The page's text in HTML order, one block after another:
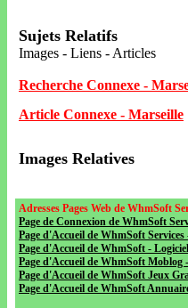
Sujets Relatifs
Images - Liens - Articles
Recherche Connexe -
Article Connexe - Marseille
Images Relatives
Adresses Pages Web de WhmSoft
Page de Connexion de WhmSoft
Page d'Accueil de WhmSoft
Page d'Accueil de WhmSoft -
Page d'Accueil de WhmSoft Moblog
Page d'Accueil de WhmSoft Jeux
Page d'Accueil de WhmSoft